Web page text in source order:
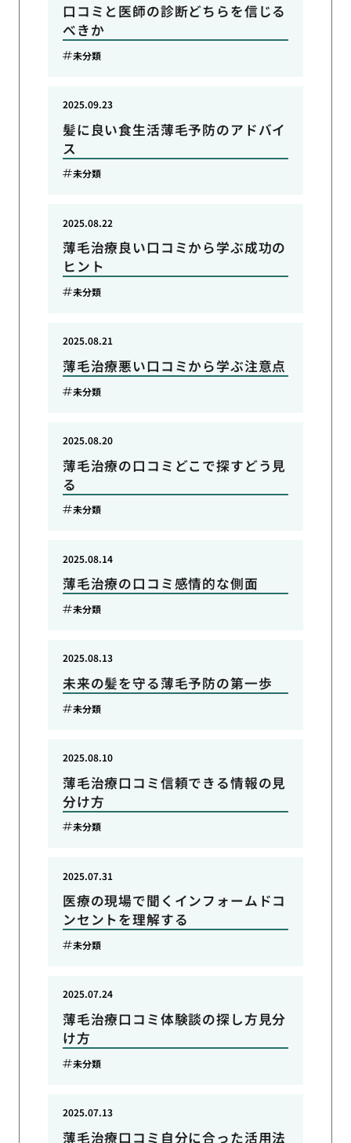
口コミと医師の診断どちらを信じる
べきか
未分類
髪に良い食生活薄毛予防のアドバイ
ス
2025.09.23
未分類
薄毛治療良い口コミから学ぶ成功の
ヒント
2025.08.22
未分類
薄毛治療悪い口コミから学ぶ注意点
2025.08.21
未分類
薄毛治療の口コミどこで探すどう見
る
2025.08.20
未分類
薄毛治療の口コミ感情的な側面
2025.08.14
未分類
未来の髪を守る薄毛予防の第一歩
2025.08.13
未分類
薄毛治療口コミ信頼できる情報の見
分け方
2025.08.10
未分類
医療の現場で聞くインフォームドコ
ンセントを理解する
2025.07.31
未分類
薄毛治療口コミ体験談の探し方見分
け方
2025.07.24
未分類
薄毛治療口コミ自分に合った活用法
2025.07.13